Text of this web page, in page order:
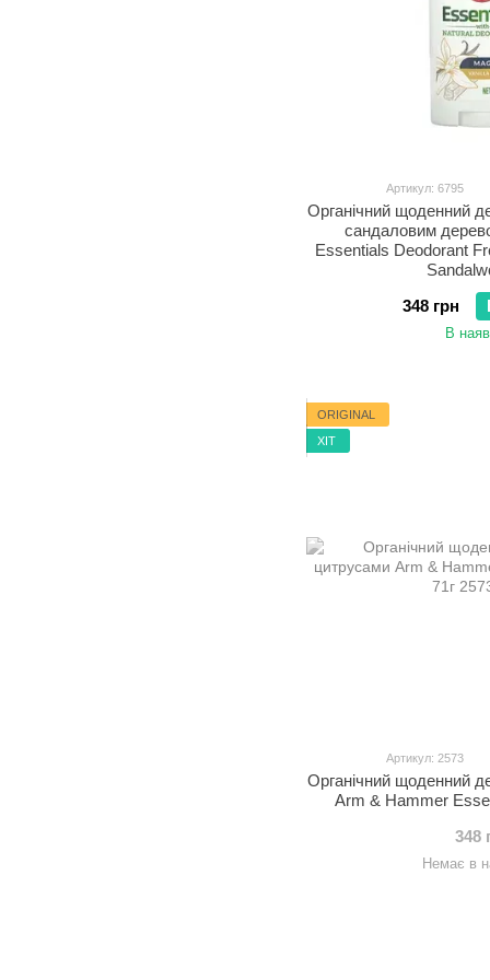
Артикул: 6795
Органічний щоденний
сандаловим
Essentials Deodorant
348 грн
В
ORIGINAL
ХІТ
Артикул: 2573
Органічний щоденний
Arm & Hammer
348
Немає в